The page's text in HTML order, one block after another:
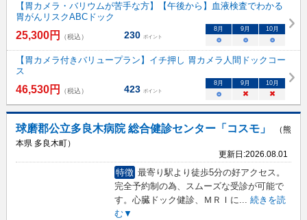
【胃カメラ・バリウムが苦手な方】【午後から】血液検査でわかる
胃がんリスクABCドック
25,300円 （税込） 230 ポイント
8月 9月 10月
○ ○ ○
【胃カメラ付きバリュープラン】イチ押し 胃カメラ人間ドックコー
ス
46,530円 （税込） 423 ポイント
8月 9月 10月
○ × ×
球磨郡公立多良木病院 総合健診センター「コスモ」
（熊
本県 多良木町）
更新日:2026.08.01
特徴 最寄り駅より徒歩5分の好アクセス。
完全予約制の為、スムーズな受診が可能で
す。心臓ドック健診、ＭＲＩに... 続きを読
む▼